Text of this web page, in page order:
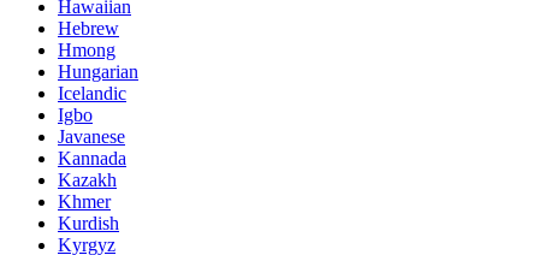
Hawaiian
Hebrew
Hmong
Hungarian
Icelandic
Igbo
Javanese
Kannada
Kazakh
Khmer
Kurdish
Kyrgyz